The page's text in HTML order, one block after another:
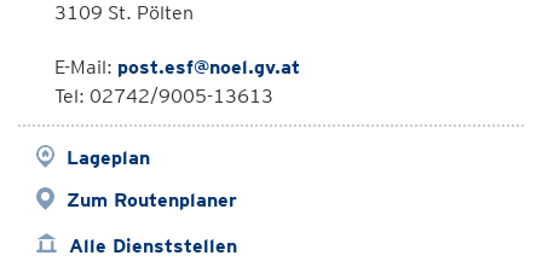
3109 St. Pölten
E-Mail: post.esf@noel.gv.at
Tel: 02742/9005-13613
Lageplan
Zum Routenplaner
Alle Dienststellen